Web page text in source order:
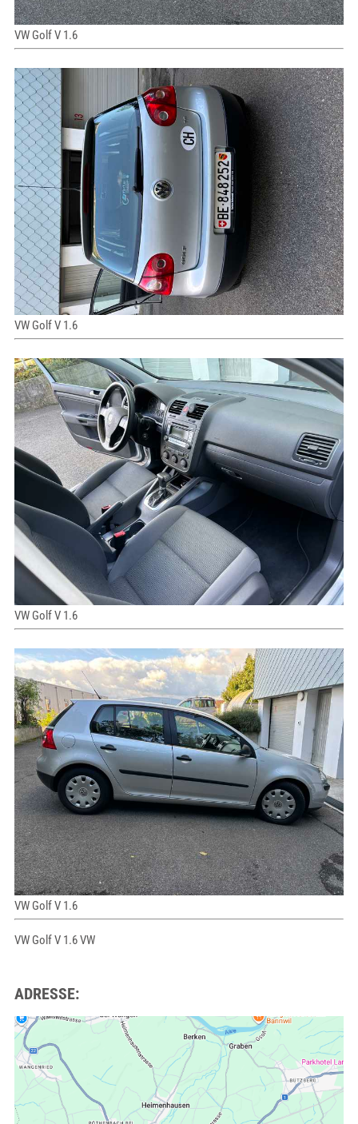
VW Golf V 1.6
VW Golf V 1.6
VW Golf V 1.6
VW Golf V 1.6
VW Golf V 1.6 VW
ADRESSE: